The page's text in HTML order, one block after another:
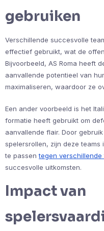
gebruiken
Verschillende succesvolle
effectief gebruikt, wat de
Bijvoorbeeld, AS Roma heeft
aanvallende potentieel van
maximaliseren, waardoor ze
Een ander voorbeeld is het
formatie heeft gebruikt om
aanvallende flair. Door
spelersrollen, zijn deze
te passentegen verschillende
succesvolle uitkomsten.
Impact van